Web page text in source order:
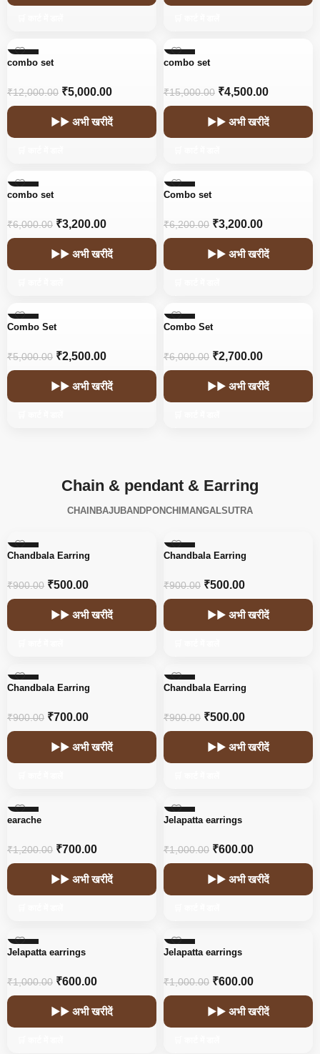
-58%
combo set
₹12,000.00 ₹5,000.00
▶▶ अभी खरीदें
-70%
combo set
₹15,000.00 ₹4,500.00
▶▶ अभी खरीदें
-47%
combo set
₹6,000.00 ₹3,200.00
▶▶ अभी खरीदें
-48%
Combo set
₹6,200.00 ₹3,200.00
▶▶ अभी खरीदें
-50%
Combo Set
₹5,000.00 ₹2,500.00
▶▶ अभी खरीदें
-55%
Combo Set
₹6,000.00 ₹2,700.00
▶▶ अभी खरीदें
Chain & pendant & Earring
CHAIN BAJUBANDPONCHI MANGALSUTRA
-44%
Chandbala Earring
₹900.00 ₹500.00
▶▶ अभी खरीदें
-44%
Chandbala Earring
₹900.00 ₹500.00
▶▶ अभी खरीदें
-22%
Chandbala Earring
₹900.00 ₹700.00
▶▶ अभी खरीदें
-44%
Chandbala Earring
₹900.00 ₹500.00
▶▶ अभी खरीदें
earache
₹1,200.00 ₹700.00
▶▶ अभी खरीदें
-40%
Jelapatta earrings
₹1,000.00 ₹600.00
▶▶ अभी खरीदें
-40%
Jelapatta earrings
₹1,000.00 ₹600.00
▶▶ अभी खरीदें
-40%
Jelapatta earrings
₹1,000.00 ₹600.00
▶▶ अभी खरीदें